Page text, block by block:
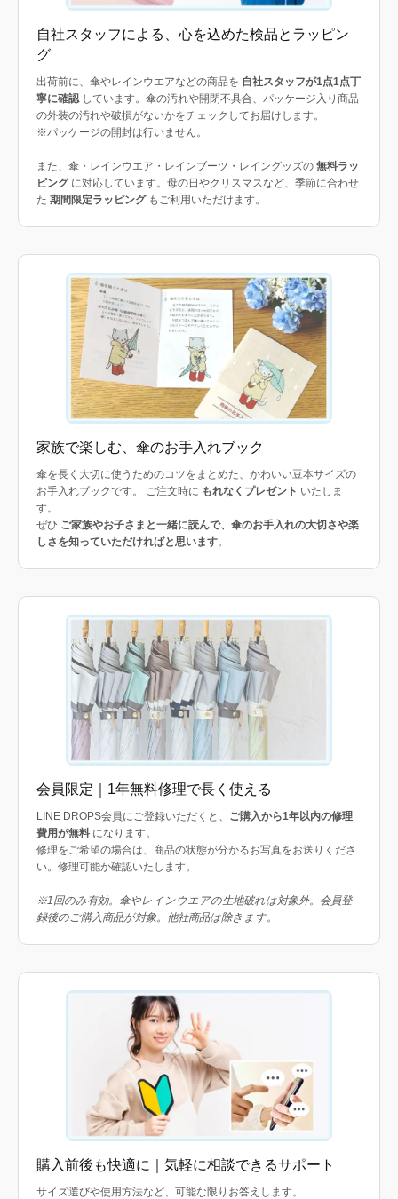
自社スタッフによる、心を込めた検品とラッピン
グ
出荷前に、傘やレインウエアなどの商品を 自社スタッフが1点1点丁
寧に確認しています。傘の汚れや開閉不具合、パッケージ入り商品
の外装の汚れや破損がないかをチェックしてお届けします。
※パッケージの開封は行いません。
また、傘・レインウエア・レインブーツ・レイングッズの 無料ラッ
ピングに対応しています。母の日やクリスマスなど、季節に合わせ
た 期間限定ラッピングもご利用いただけます。
家族で楽しむ、傘のお手入れブック
傘を長く大切に使うためのコツをまとめた、かわいい豆本サイズの
お手入れブックです。 ご注文時に もれなくプレゼント いたしま
す。
ぜひ ご家族やお子さまと一緒に読んで、傘のお手入れの大切さや楽
しさを知っていただければと思います。
会員限定｜1年無料修理で長く使える
LINE DROPS会員にご登録いただくと、 ご購入から1年以内の修理
費用が無料 になります。
修理をご希望の場合は、商品の状態が分かるお写真をお送りくださ
い。修理可能か確認いたします。
※1回のみ有効。傘やレインウエアの生地破れは対象外。会員登
録後のご購入商品が対象。他社商品は除きます。
購入前後も快適に｜気軽に相談できるサポート
サイズ選びや使用方法など、可能な限りお答えします。